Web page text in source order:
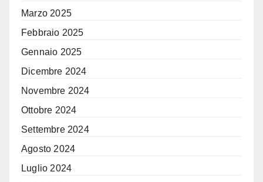
Marzo 2025
Febbraio 2025
Gennaio 2025
Dicembre 2024
Novembre 2024
Ottobre 2024
Settembre 2024
Agosto 2024
Luglio 2024